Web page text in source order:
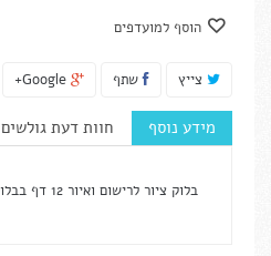
הוסף למועדפים
צייץ שתף
מידע נוסף חוות דעת גולשים
בלוק ציור לרישום ואיור 12 דף בבלוק נייר בעובי 240 גרם